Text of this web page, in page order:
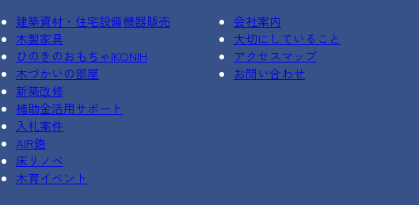
建築資材・住宅設備機器販売
木製家具
ひのきのおもちゃIKONIH
木づかいの部屋
新築改修
補助金活用サポート
入札案件
AIR鉋
床リノベ
木育イベント
会社案内
大切にしていること
アクセスマップ
お問い合わせ